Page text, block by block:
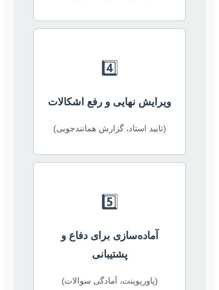
4️⃣
ویرایش نهایی و رفع اشکالات
(تایید استاد، گزارش همانندجویی)
5️⃣
آماده‌سازی برای دفاع و
پشتیبانی
(پاورپوینت، آمادگی سوالات)